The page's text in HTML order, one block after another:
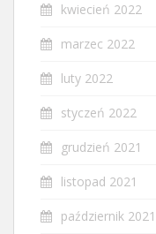
kwiecień 2022
marzec 2022
luty 2022
styczeń 2022
grudzień 2021
listopad 2021
październik 2021